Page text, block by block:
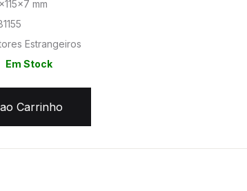
mm
Estrangeiros
Em Stock
Carrinho